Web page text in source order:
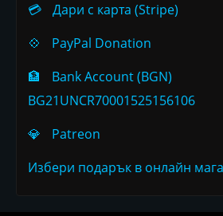
💳
Дари с карта (Stripe)
💠
PayPal Donation
🏦
Bank Account (BGN)
BG21UNCR70001525156106
💎
Patreon
Избери подарък в онлайн